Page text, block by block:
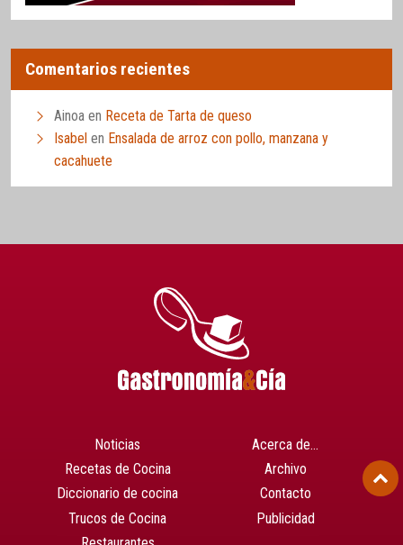
Comentarios recientes
Ainoa en Receta de Tarta de queso
Isabel en Ensalada de arroz con pollo, manzana y
cacahuete
Noticias
Recetas de Cocina
Diccionario de cocina
Trucos de Cocina
Acerca de…
Archivo
Contacto
Publicidad